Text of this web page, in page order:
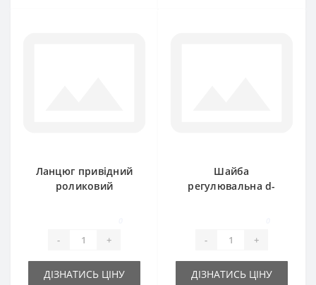
Ланцюг привідний
роликовий
- +
ДІЗНАТИСЬ ЦІНУ
Шайба
регулювальна d-
- +
ДІЗНАТИСЬ ЦІНУ